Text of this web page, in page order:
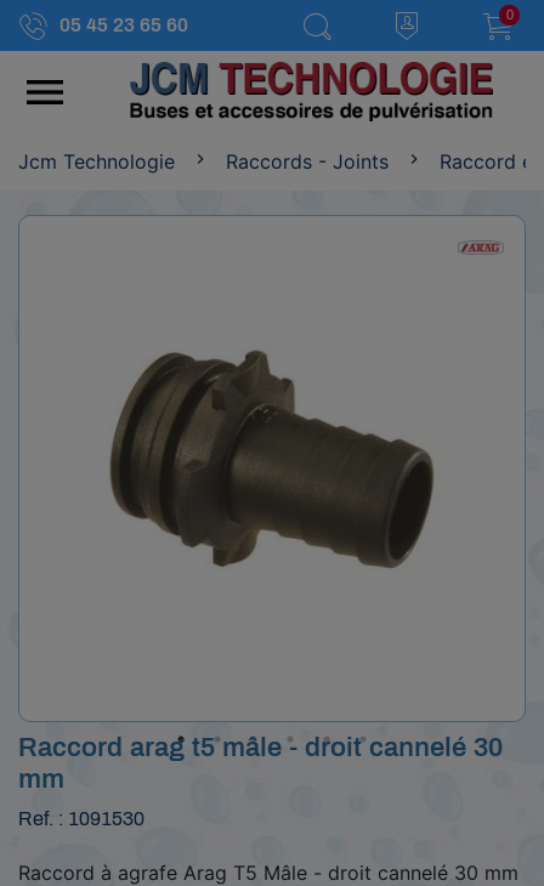
05 45 23 65 60
0

Jcm Technologie Raccords - Joints Raccord
Raccord arag t5 mâle - droit cannelé 30
mm
Ref. : 1091530
Raccord à agrafe Arag T5 Mâle - droit cannelé 30 mm